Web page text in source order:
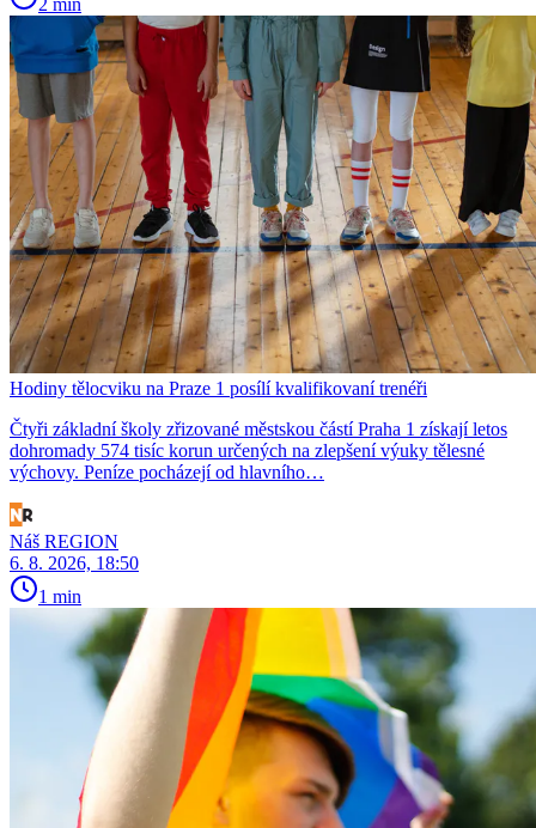
2 min
Hodiny tělocviku na Praze 1 posílí kvalifikovaní trenéři
Čtyři základní školy zřizované městskou částí Praha 1 získají letos
dohromady 574 tisíc korun určených na zlepšení výuky tělesné
výchovy. Peníze pocházejí od hlavního…
Náš REGION
6. 8. 2026, 18:50
1 min